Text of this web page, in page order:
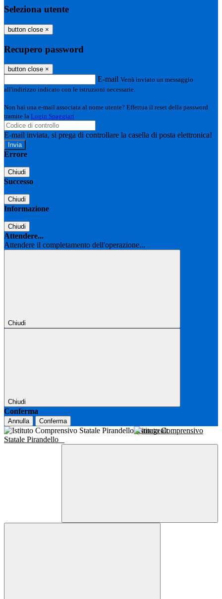
Seleziona utente
button close ×
Recupero password
button close ×
E-mail Verrà inviato un messaggio
all'indirizzo indicato con le istruzioni necessarie.
Non hai una e-mail associata al nome utente? Effettua il reset della password
tramite la Login Spaggiari
E-mail inviata, si prega di controllare la casella di posta elettronica!
Errore
Chiudi
Successo
Chiudi
Informazione
Chiudi
Attendere...
Attendere il completamento dell'operazione...
Chiudi
Chiudi
Conferma
Annulla Conferma
Istituto Comprensivo
Statale Pirandello